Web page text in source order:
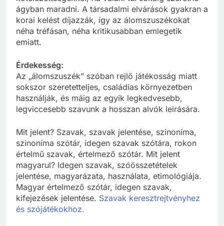
ágyban maradni. A társadalmi elvárások gyakran a
korai kelést díjazzák, így az álomszuszékokat
néha tréfásan, néha kritikusabban emlegetik
emiatt.
Érdekesség:
Az „álomszuszék” szóban rejlő játékosság miatt
sokszor szeretetteljes, családias környezetben
használják, és máig az egyik legkedvesebb,
legviccesebb szavunk a hosszan alvók leírására.
Mit jelent? Szavak, szavak jelentése, szinoníma,
szinoníma szótár, idegen szavak szótára, rokon
értelmű szavak, értelmező szótár. Mit jelent
magyarul? Idegen szavak, szóösszetételek
jelentése, magyarázata, használata, etimológiája.
Magyar értelmező szótár, idegen szavak,
kifejezések jelentése. Szavak keresztrejtvényhez
és szójátékokhoz.